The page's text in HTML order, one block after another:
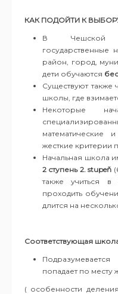
КАК ПОДОЙТИ К
В Чешской
государственные
район, город,
дети обучаются
Существуют также
школы, где
Некоторые
математические
жесткие критерии
Hачальная школа
2 ступень 2. stupeň
также учиться в
проходить
длится на
Соответствующая
попадает по месту
( особенности